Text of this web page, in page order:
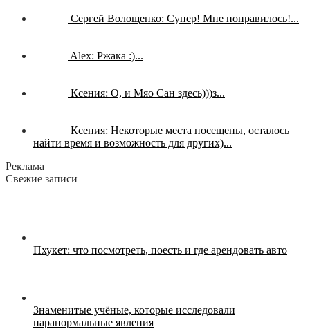
Сергей Волощенко: Супер! Мне понравилось!...
Alex: Ржака :)...
Ксения: О, и Мяо Сан здесь)))з...
Ксения: Некоторые места посещены, осталось
найти время и возможность для других)...
Реклама
Свежие записи
Пхукет: что посмотреть, поесть и где арендовать авто
Знаменитые учёные, которые исследовали
паранормальные явления